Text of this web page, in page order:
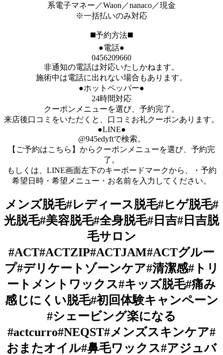
系電子マネー／Waon／nanaco／現金
※一括払いのみ対応
◼️予約方法◼️
●電話●
0456209660
非通知の電話は対応いたしかねます。
施術中は電話に出れない場合もあります。
●ホットペッパー●
24時間対応
クーポンメニューを選び、予約完了。
来店後口コミをいただくと、口コミお礼クーポンあります。
●LINE●
@945edyftで検索。
【ご予約はこちら】からクーポンメニューを選び、予約完
了。
もしくは、LINE画面左下のキーボードマークから、・予約
希望日時・希望メニュー・お名前を入力してください。
メンズ脱毛#レディース脱毛#ヒゲ脱毛#
光脱毛#美容脱毛#全身脱毛#日吉#日吉脱
毛サロン
#ACT#ACTZIP#ACTJAM#ACTグルー
プ#デリケートゾーンケア#清潔感#トリ
ートメントワックス#キッズ脱毛#痛み
感じにくい脱毛#初回体験キャンペーン
#シェービング楽になる
#actcurro#NEQST#メンズスキンケア#
おまたオイル#鼻毛ワックス#アジュバ